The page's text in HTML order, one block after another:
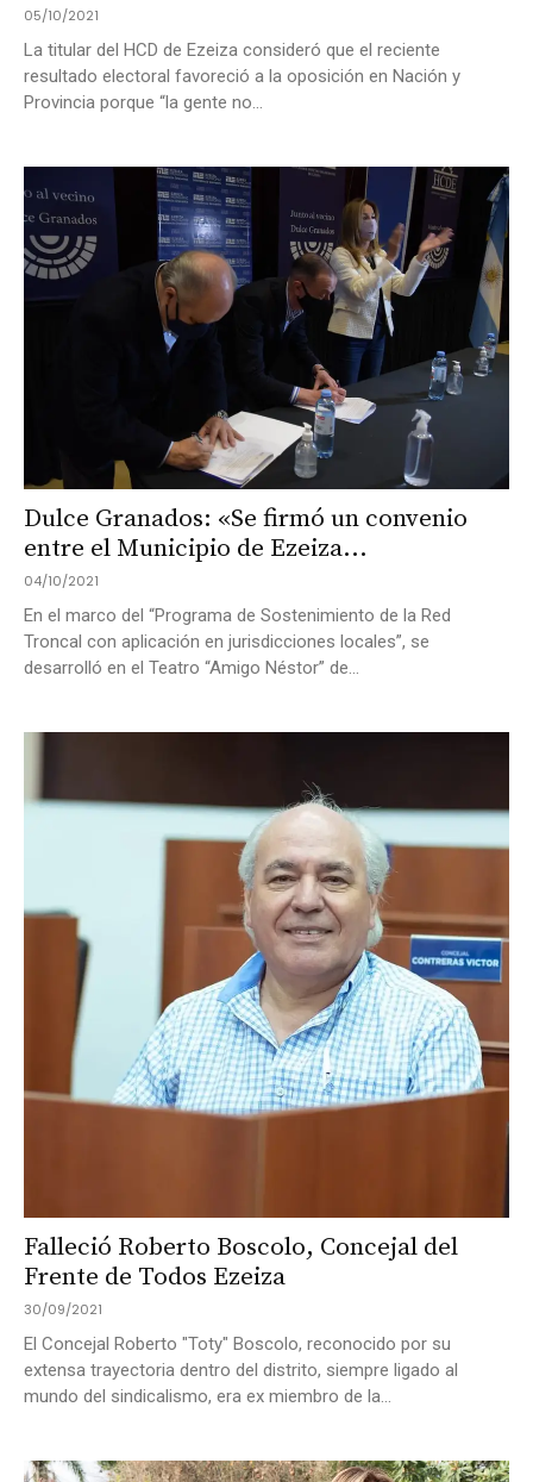
05/10/2021
La titular del HCD de Ezeiza consideró que el reciente
resultado electoral favoreció a la oposición en Nación y
Provincia porque “la gente no...
Dulce Granados: «Se firmó un convenio
entre el Municipio de Ezeiza...
04/10/2021
En el marco del “Programa de Sostenimiento de la Red
Troncal con aplicación en jurisdicciones locales”, se
desarrolló en el Teatro “Amigo Néstor” de...
Falleció Roberto Boscolo, Concejal del
Frente de Todos Ezeiza
30/09/2021
El Concejal Roberto "Toty" Boscolo, reconocido por su
extensa trayectoria dentro del distrito, siempre ligado al
mundo del sindicalismo, era ex miembro de la...